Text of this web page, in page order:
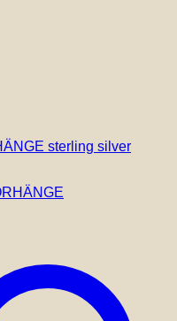
sterling silver